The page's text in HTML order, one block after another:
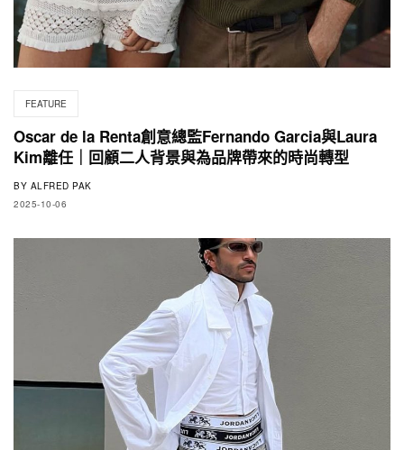
FEATURE
Oscar de la Renta創意總監Fernando Garcia與Laura
Kim離任｜回顧二人背景與為品牌帶來的時尚轉型
BY ALFRED PAK
2025-10-06